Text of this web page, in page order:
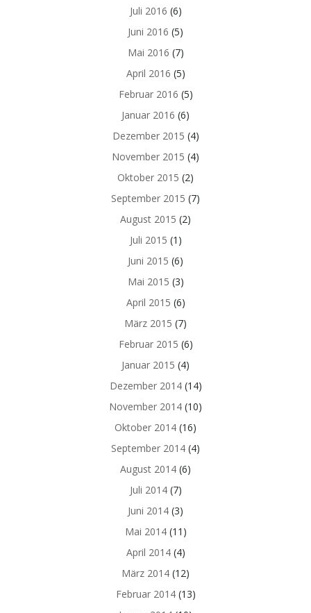
Juli 2016 (6)
Juni 2016 (5)
Mai 2016 (7)
April 2016 (5)
Februar 2016 (5)
Januar 2016 (6)
Dezember 2015 (4)
November 2015 (4)
Oktober 2015 (2)
September 2015 (7)
August 2015 (2)
Juli 2015 (1)
Juni 2015 (6)
Mai 2015 (3)
April 2015 (6)
März 2015 (7)
Februar 2015 (6)
Januar 2015 (4)
Dezember 2014(14)
November 2014 (10)
Oktober 2014 (16)
September 2014 (4)
August 2014 (6)
Juli 2014(7)
Juni 2014 (3)
Mai 2014(11)
April 2014(4)
März 2014 (12)
Februar 2014(13)